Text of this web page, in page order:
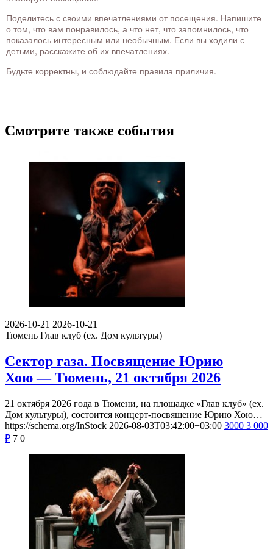
Поделитесь с своими впечатлениями от посещения. Напишите
о том, что вам понравилось, а что нет, что запомнилось, что
показалось интересным или необычным. Если вы ходили с
детьми, расскажите об их впечатлениях.
Будьте корректны, и соблюдайте правила приличия.
Смотрите также события
2026-10-21 2026-10-21
Тюмень Глав клуб (ex. Дом культуры)
Сектор газа. Посвящение Юрию
Хою — Тюмень, 21 октября 2026
21 октября 2026 года в Тюмени, на площадке «Глав клуб» (ex.
Дом культуры), состоится концерт-посвящение Юрию Хою…
https://schema.org/InStock 2026-08-03T03:42:00+03:00 3000 3 000
₽ 7 0